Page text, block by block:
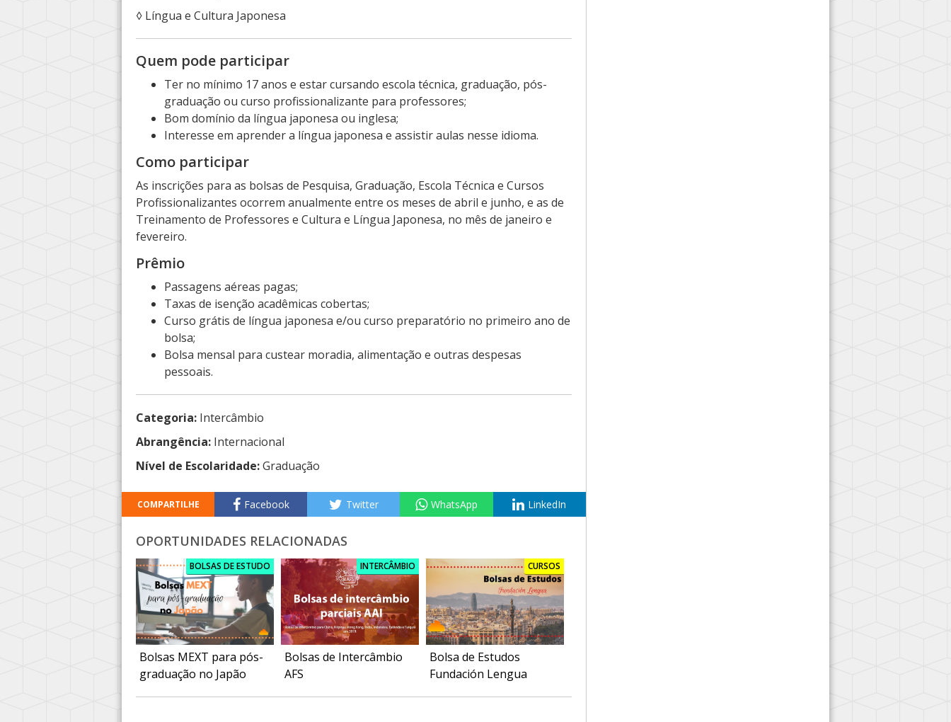
◊ Língua e Cultura Japonesa
Quem pode participar
Ter no mínimo 17 anos e estar cursando escola técnica, graduação, pós-
graduação ou curso profissionalizante para professores;
Bom domínio da língua japonesa ou inglesa;
Interesse em aprender a língua japonesa e assistir aulas nesse idioma.
Como participar
As inscrições para as bolsas de Pesquisa, Graduação, Escola Técnica e Cursos
Profissionalizantes ocorrem anualmente entre os meses de abril e junho, e as de
Treinamento de Professores e Cultura e Língua Japonesa, no mês de janeiro e
fevereiro.
Prêmio
Passagens aéreas pagas;
Taxas de isenção acadêmicas cobertas;
Curso grátis de língua japonesa e/ou curso preparatório no primeiro ano de
bolsa;
Bolsa mensal para custear moradia, alimentação e outras despesas
pessoais.
Categoria: Intercâmbio
Abrangência: Internacional
Nível de Escolaridade:Graduação
COMPARTILHE Facebook Twitter WhatsApp LinkedIn
OPORTUNIDADES RELACIONADAS
BOLSAS DE ESTUDO
Bolsas MEXT para pós-
graduação no Japão
INTERCÂMBIO
Bolsas de Intercâmbio
AFS
CURSOS
Bolsa de Estudos
Fundación Lengua